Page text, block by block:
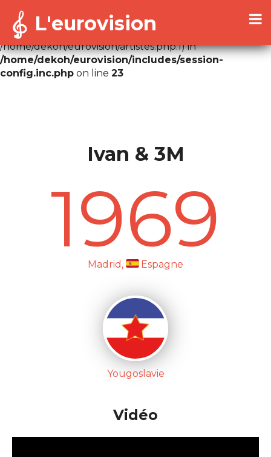
Warning
: Cannot modify header information - headers
already sent by (output started at
/home/dekoh/eurovision/artistes.php:1) in
/home/dekoh/eurovision/includes/session-
config.inc.php on line 23
L'eurovision
Ivan & 3M
1969
Madrid, Espagne
Yougoslavie
Vidéo